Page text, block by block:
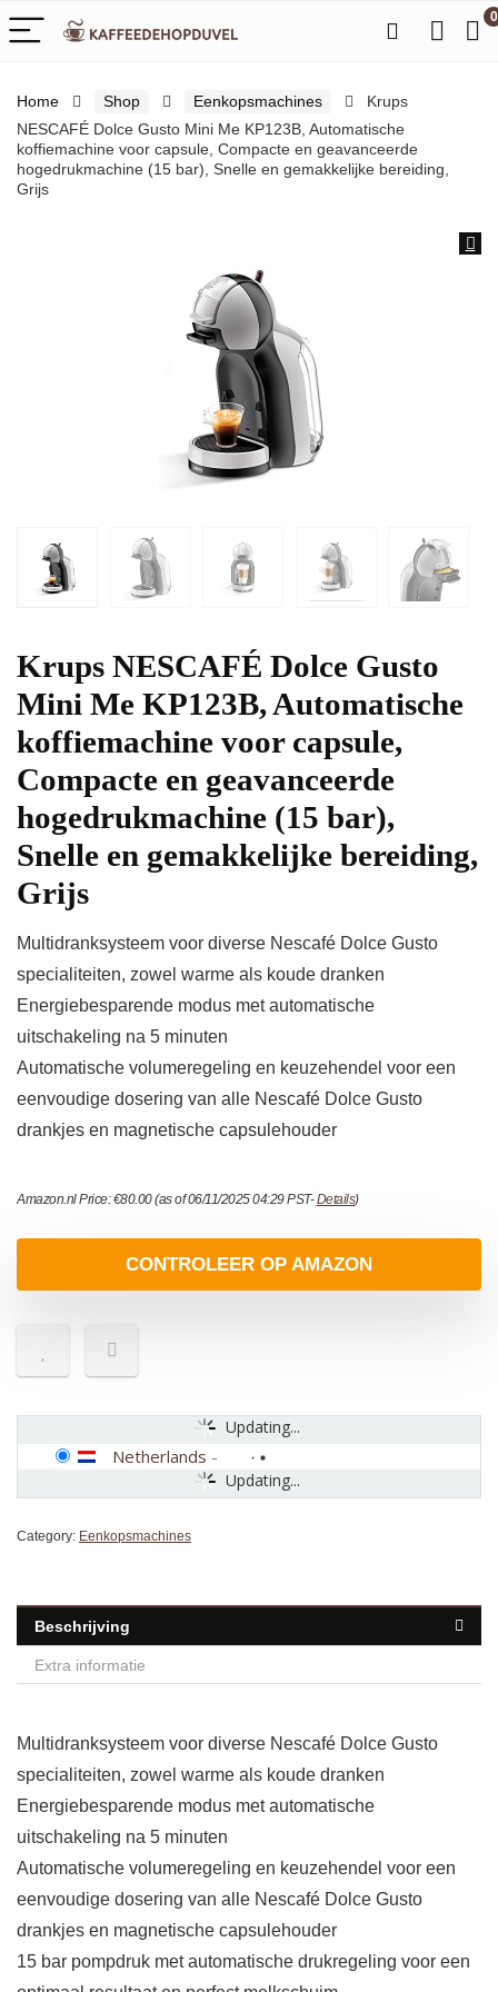
0
Home Shop Eenkopsmachines
Krups
NESCAFÉ Dolce Gusto Mini Me KP123B, Automatische
koffiemachine voor capsule, Compacte en geavanceerde
hogedrukmachine (15 bar), Snelle en gemakkelijke bereiding,
Grijs
Krups NESCAFÉ Dolce Gusto
Mini Me KP123B, Automatische
koffiemachine voor capsule,
Compacte en geavanceerde
hogedrukmachine (15 bar),
Snelle en gemakkelijke bereiding,
Grijs
Multidranksysteem voor diverse Nescafé Dolce Gusto
specialiteiten, zowel warme als koude dranken
Energiebesparende modus met automatische
uitschakeling na 5 minuten
Automatische volumeregeling en keuzehendel voor een
eenvoudige dosering van alle Nescafé Dolce Gusto
drankjes en magnetische capsulehouder
Amazon.nl Price:€80.00(as of 06/11/2025 04:29 PST-Details)
CONTROLEER OP AMAZON
Updating...
Updating...
Netherlands -
Category: Eenkopsmachines
Beschrijving
Extra informatie
Multidranksysteem voor diverse Nescafé Dolce Gusto
specialiteiten, zowel warme als koude dranken
Energiebesparende modus met automatische
uitschakeling na 5 minuten
Automatische volumeregeling en keuzehendel voor een
eenvoudige dosering van alle Nescafé Dolce Gusto
drankjes en magnetische capsulehouder
15 bar pompdruk met automatische drukregeling voor een